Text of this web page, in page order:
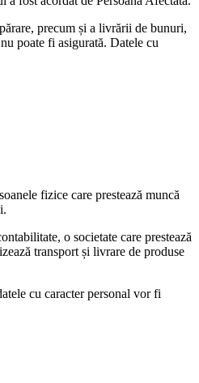
precum și a livrării de bunuri,
poate fi asigurată. Datele cu
fizice care prestează muncă
o societate care prestează
transport și livrare de produse
cu caracter personal vor fi